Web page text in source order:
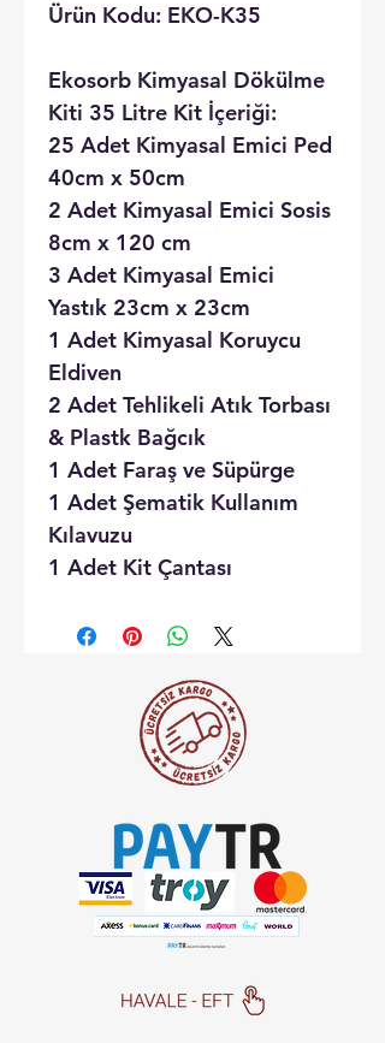
Ürün Kodu: EKO-K35
Ekosorb Kimyasal Dökülme
Kiti 35 Litre Kit İçeriği:
25 Adet Kimyasal Emici Ped
40cm x 50cm
2 Adet Kimyasal Emici Sosis
8cm x 120 cm
3 Adet Kimyasal Emici
Yastık 23cm x 23cm
1 Adet Kimyasal Koruycu
Eldiven
2 Adet Tehlikeli Atık Torbası
& Plastk Bağcık
1 Adet Faraş ve Süpürge
1 Adet Şematik Kullanım
Kılavuzu
1 Adet Kit Çantası